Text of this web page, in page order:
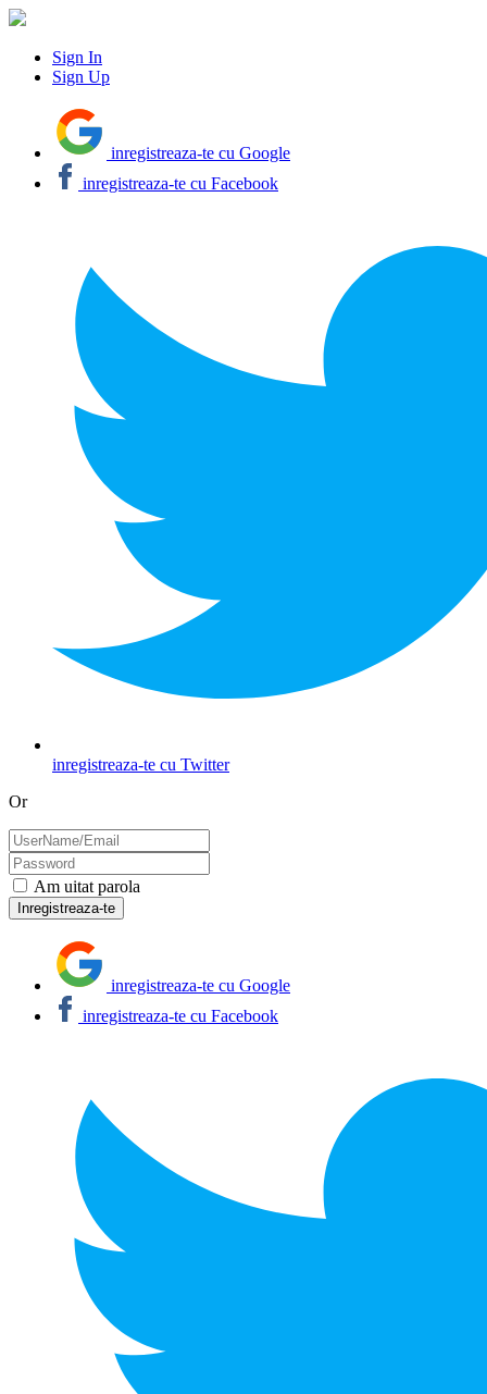
Sign In
Sign Up
inregistreaza-te cu Google
inregistreaza-te cu Facebook
inregistreaza-te cu Twitter
Or
Am uitat parola
inregistreaza-te cu Google
inregistreaza-te cu Facebook